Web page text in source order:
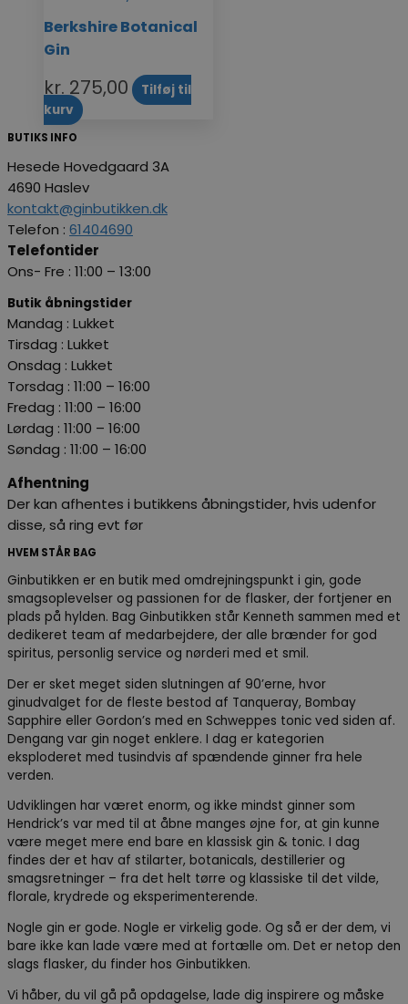
Berkshire Botanical
Gin
kr. 275,00
Tilføj til
kurv
BUTIKS INFO
Hesede Hovedgaard 3A
4690 Haslev
kontakt@ginbutikken.dk
Telefon : 61404690
Telefontider
Ons- Fre : 11:00 – 13:00
Butik åbningstider
Mandag : Lukket
Tirsdag : Lukket
Onsdag : Lukket
Torsdag : 11:00 – 16:00
Fredag : 11:00 – 16:00
Lørdag : 11:00 – 16:00
Søndag : 11:00 – 16:00
Afhentning
Der kan afhentes i butikkens åbningstider, hvis udenfor
disse, så ring evt før
HVEM STÅR BAG
Ginbutikken er en butik med omdrejningspunkt i gin, gode
smagsoplevelser og passionen for de flasker, der fortjener en
plads på hylden. Bag Ginbutikken står Kenneth sammen med et
dedikeret team af medarbejdere, der alle brænder for god
spiritus, personlig service og nørderi med et smil.
Der er sket meget siden slutningen af 90’erne, hvor
ginudvalget for de fleste bestod af Tanqueray, Bombay
Sapphire eller Gordon’s med en Schweppes tonic ved siden af.
Dengang var gin noget enklere. I dag er kategorien
eksploderet med tusindvis af spændende ginner fra hele
verden.
Udviklingen har været enorm, og ikke mindst ginner som
Hendrick’s var med til at åbne manges øjne for, at gin kunne
være meget mere end bare en klassisk gin & tonic. I dag
findes der et hav af stilarter, botanicals, destillerier og
smagsretninger – fra det helt tørre og klassiske til det vilde,
florale, krydrede og eksperimenterende.
Nogle gin er gode. Nogle er virkelig gode. Og så er der dem, vi
bare ikke kan lade være med at fortælle om. Det er netop den
slags flasker, du finder hos Ginbutikken.
Vi håber, du vil gå på opdagelse, lade dig inspirere og måske